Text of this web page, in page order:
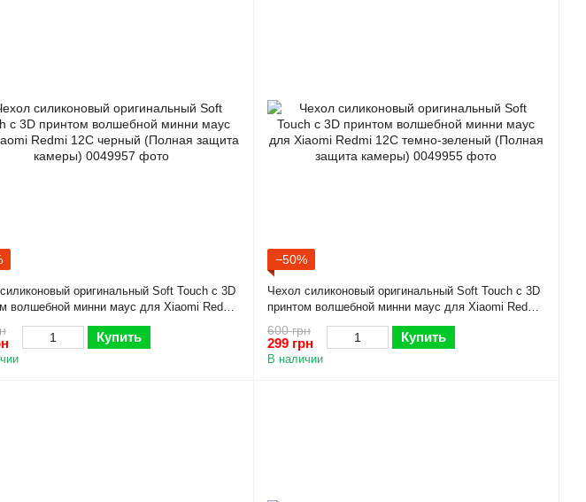
оригинальный Soft Touch с 3D
волшебной минни маус для Xiaomi Redmi
(Полная защита камеры)
Купить
−50%
Чехол силиконовый оригинальный Soft Touch с 3D
принтом волшебной минни маус для Xiaomi Redmi
12C темно-зеленый (Полная защита камеры)
600 грн
299 грн Купить
В наличии